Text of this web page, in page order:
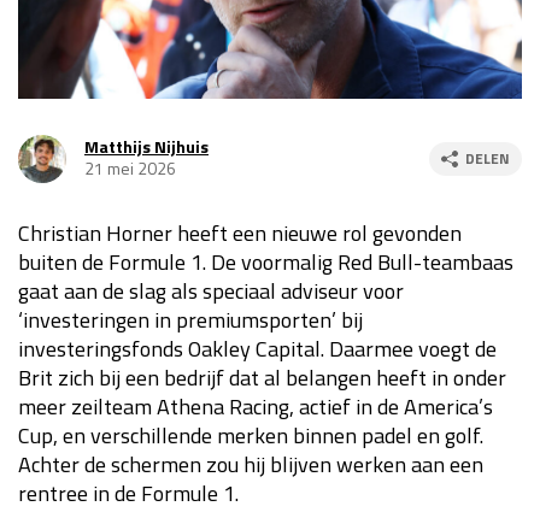
Race
za 13:00 - 15:00
Kwalificatie
za 23:00 - 00:00
Race
zo 21:00 - 23:00
GP MEXICO 2026 30 okt - 01 nov
Kwalificatie
Race
zo 18:00 - 20:00
LAS VEGAS GRAND PRIX 2026
Matthijs Nijhuis
21 mei 2026
DELEN
Christian Horner heeft een nieuwe rol gevonden
buiten de Formule 1. De voormalig Red Bull-teambaas
gaat aan de slag als speciaal adviseur voor
‘investeringen in premiumsporten’ bij
investeringsfonds Oakley Capital. Daarmee voegt de
Brit zich bij een bedrijf dat al belangen heeft in onder
meer zeilteam Athena Racing, actief in de America’s
Cup, en verschillende merken binnen padel en golf.
Achter de schermen zou hij blijven werken aan een
rentree in de Formule 1.